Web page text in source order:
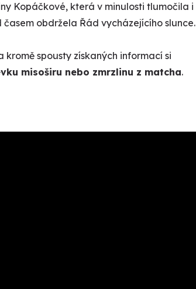
Kopáčkové, která v minulosti tlumočila i
obdržela Řád vycházejícího slunce.
spousty získaných informací si
misoširu nebo zmrzlinu z matcha.